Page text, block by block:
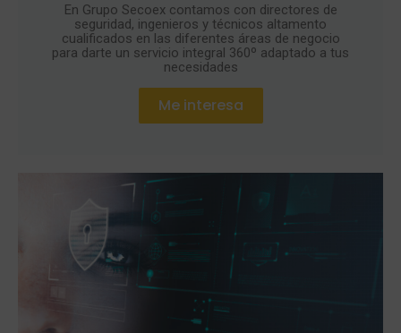
En Grupo Secoex contamos con directores de
seguridad, ingenieros y técnicos altamento
cualificados en las diferentes áreas de negocio
para darte un servicio integral 360º adaptado a tus
necesidades
Me interesa